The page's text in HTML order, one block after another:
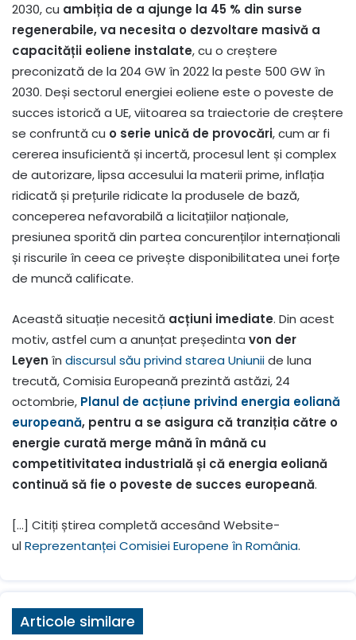
2030, cu ambiția de a ajunge la 45 % din surse
regenerabile, va necesita o dezvoltare masivă a
capacității eoliene instalate, cu o creștere
preconizată de la 204 GW în 2022 la peste 500 GW în
2030. Deși sectorul energiei eoliene este o poveste de
succes istorică a UE, viitoarea sa traiectorie de creștere
se confruntă cu o serie unică de provocări, cum ar fi
cererea insuficientă și incertă, procesul lent și complex
de autorizare, lipsa accesului la materii prime, inflația
ridicată și prețurile ridicate la produsele de bază,
conceperea nefavorabilă a licitațiilor naționale,
presiunea sporită din partea concurenților internaționali
și riscurile în ceea ce privește disponibilitatea unei forțe
de muncă calificate.
Această situație necesită acțiuni imediate. Din acest
motiv, astfel cum a anunțat președinta von der
Leyen în discursul său privind starea Uniuniide luna
trecută, Comisia Europeană prezintă astăzi, 24
octombrie, Planul de acțiune privind energia eoliană
europeană, pentru a se asigura că tranziția către o
energie curată merge mână în mână cu
competitivitatea industrială și că energia eoliană
continuă să fie o poveste de succes europeană.
[…] Citiți știrea completă accesând Website-
ulReprezentanței Comisiei Europene în România.
Articole similare